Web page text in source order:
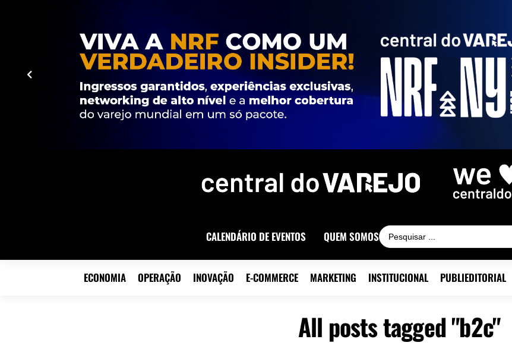
CALENDÁRIO DE EVENTOS QUEM SOMOS
ECONOMIA OPERAÇÃO INOVAÇÃO E-COMMERCE MARKETING INSTITUCIONAL PUBLIEDITORIAL
All posts tagged "b2c"